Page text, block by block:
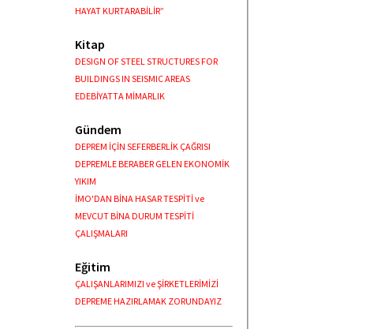
HAYAT KURTARABİLİR”
Kitap
DESIGN OF STEEL STRUCTURES FOR
BUILDINGS IN SEISMIC AREAS
EDEBİYATTA MİMARLIK
Gündem
DEPREM İÇİN SEFERBERLİK ÇAĞRISI
DEPREMLE BERABER GELEN EKONOMİK
YIKIM
İMO'DAN BİNA HASAR TESPİTİ ve
MEVCUT BİNA DURUM TESPİTİ
ÇALIŞMALARI
Eğitim
ÇALIŞANLARIMIZI ve ŞİRKETLERİMİZİ
DEPREME HAZIRLAMAK ZORUNDAYIZ